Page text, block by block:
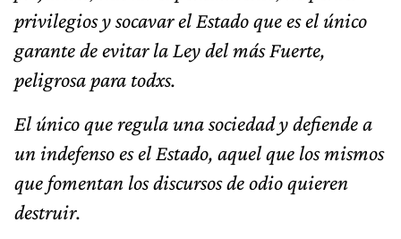
privilegios y socavar el Estado que es el único
garante de evitar la Ley del más Fuerte,
peligrosa para todxs.
El único que regula una sociedad y defiende a
un indefenso es el Estado, aquel que los mismos
que fomentan los discursos de odio quieren
destruir.